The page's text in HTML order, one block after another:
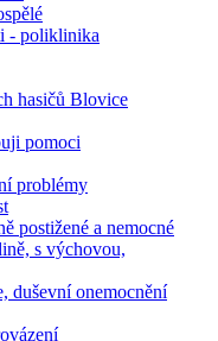
- poliklinika
hasičů Blovice
pomoci
problémy
postižené a nemocné
s výchovou,
duševní onemocnění